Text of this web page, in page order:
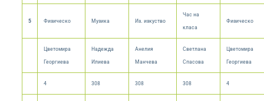
5 Физическо Музика Из. изкуство
Час на
класа
Физическо
Цветомира
Георгиева
Надежда
Илиева
Анелия
Манчева
Светлана
Спасова
Цветомира
Георгиева
4 308 308 308 4